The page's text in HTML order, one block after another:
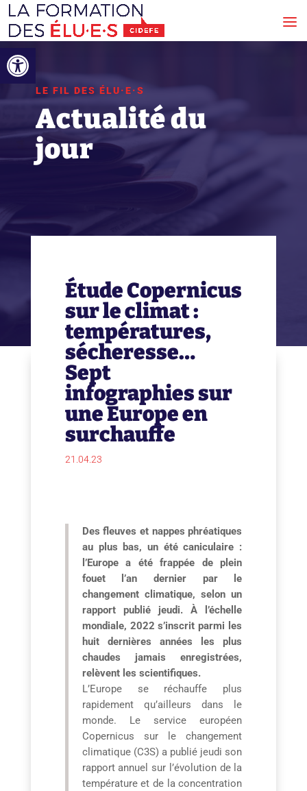
Ouvrir la barre d’outils
LE FIL DES ÉLU·E·S
Actualité du
jour
Étude Copernicus
sur le climat :
températures,
sécheresse…
Sept
infographies sur
une Europe en
surchauffe
21.04.23
Des fleuves et nappes phréatiques
au plus bas, un été caniculaire :
l’Europe a été frappée de plein
fouet l’an dernier par le
changement climatique, selon un
rapport publié jeudi. À l’échelle
mondiale, 2022 s’inscrit parmi les
huit dernières années les plus
chaudes jamais enregistrées,
relèvent les scientifiques.
L’Europe se réchauffe plus
rapidement qu’ailleurs dans le
monde. Le service européen
Copernicus sur le changement
climatique (C3S) a publié jeudi son
rapport annuel sur l’évolution de la
température et de la concentration